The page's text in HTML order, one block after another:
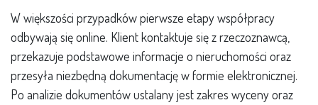
W większości przypadków pierwsze etapy współpracy
odbywają się online. Klient kontaktuje się z rzeczoznawcą,
przekazuje podstawowe informacje o nieruchomości oraz
przesyła niezbędną dokumentację w formie elektronicznej.
Po analizie dokumentów ustalany jest zakres wyceny oraz